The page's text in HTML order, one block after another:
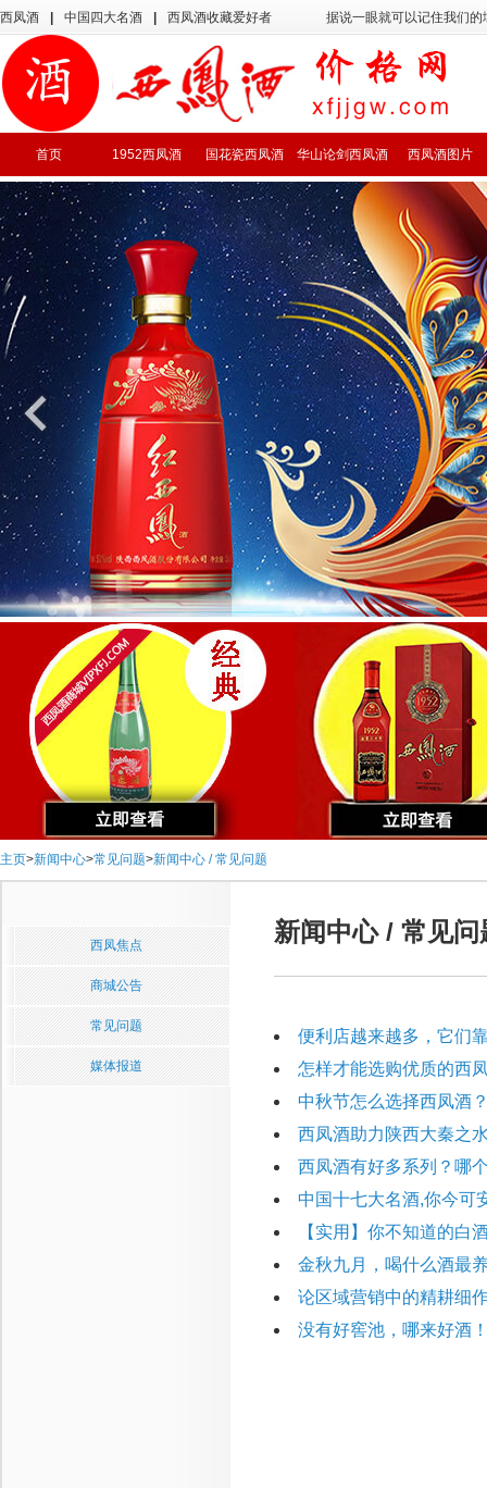
西凤酒 中国四大名酒 西凤酒收藏爱好者 据说一眼就可以记住我们
首页 1952西凤酒 国花瓷西凤酒 华山论剑西凤酒 西凤酒图片
主页>新闻中心>常见问题>新闻中心 / 常见问题
西凤焦点
商城公告
常见问题
媒体报道
新闻中心 / 常见问
便利店越来越多，它们
怎样才能选购优质的西
中秋节怎么选择西凤酒
西凤酒助力陕西大秦之
西凤酒有好多系列？哪
中国十七大名酒,你今可
【实用】你不知道的白
金秋九月，喝什么酒最
论区域营销中的精耕细
没有好窖池，哪来好酒